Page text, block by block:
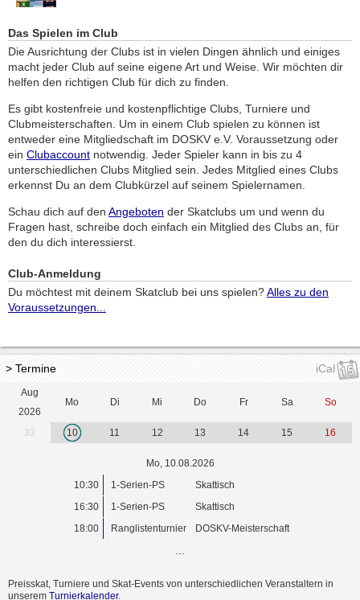
Das Spielen im Club
Die Ausrichtung der Clubs ist in vielen Dingen ähnlich und einiges
macht jeder Club auf seine eigene Art und Weise. Wir möchten dir
helfen den richtigen Club für dich zu finden.
Es gibt kostenfreie und kostenpflichtige Clubs, Turniere und
Clubmeisterschaften. Um in einem Club spielen zu können ist
entweder eine Mitgliedschaft im DOSKV e.V. Voraussetzung oder
ein Clubaccount notwendig. Jeder Spieler kann in bis zu 4
unterschiedlichen Clubs Mitglied sein. Jedes Mitglied eines Clubs
erkennst Du an dem Clubkürzel auf seinem Spielernamen.
Schau dich auf den Angeboten der Skatclubs um und wenn du
Fragen hast, schreibe doch einfach ein Mitglied des Clubs an, für
den du dich interessierst.
Club-Anmeldung
Du möchtest mit deinem Skatclub bei uns spielen?Alles zu den
Voraussetzungen...
> Termine iCal
Aug
2026
Mo Di Mi Do Fr Sa So
33 10 11 12 13 14 15 16
Mo, 10.08.2026
10:30
1-Serien-PS
Skattisch
16:30
1-Serien-PS
Skattisch
18:00
Ranglistenturnier DOSKV-Meisterschaft
...
Preisskat, Turniere und Skat-Events von unterschiedlichen Veranstaltern in
unserem Turnierkalender.